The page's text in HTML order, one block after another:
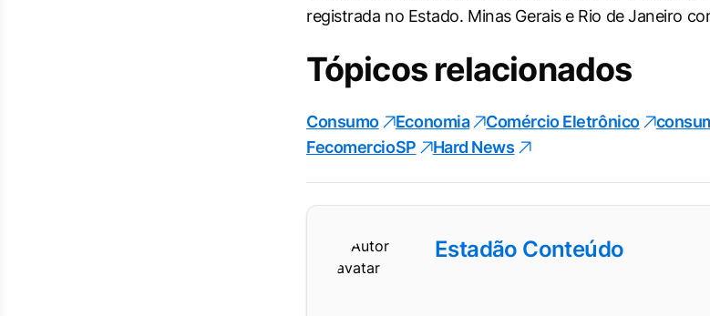
registrada no Estado. Minas Gerais e Rio de Janeiro
Tópicos relacionados
Consumo Economia Comércio Eletrônico
FecomercioSP
Hard News
Estadão Conteúdo